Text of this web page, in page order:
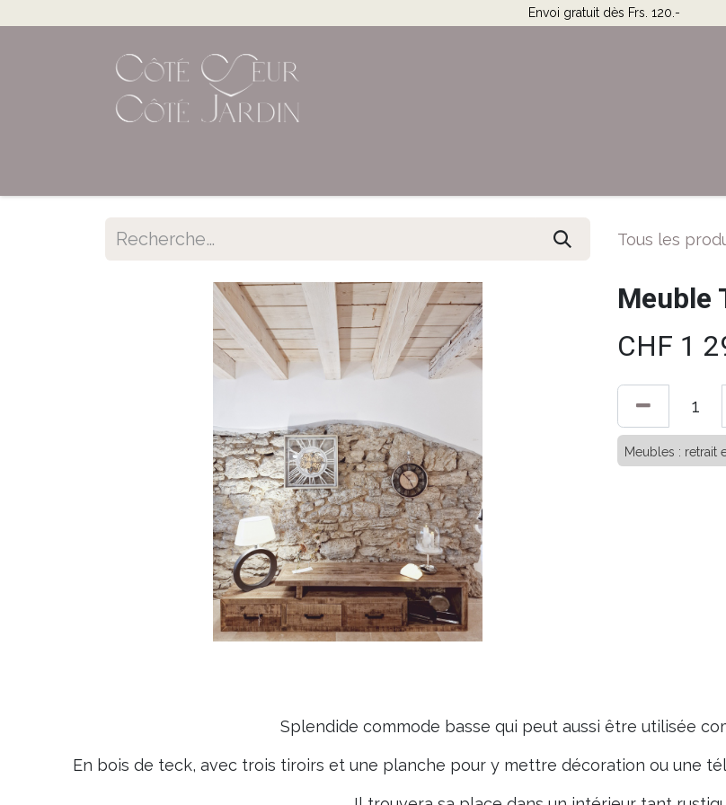
Envoi gratuit dès Frs. 120.-
Tous les
Meuble
CHF 1
Meubles : retrait
Splendide commode basse qui peut aussi être utilisée
En bois de teck, avec trois tiroirs et une planche pour y mettre décoration ou une